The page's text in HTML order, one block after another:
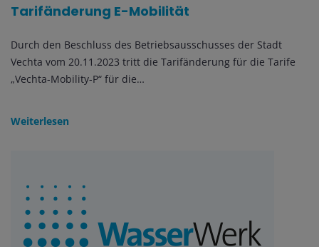
Tarifänderung E-Mobilität
Durch den Beschluss des Betriebsausschusses der Stadt
Vechta vom 20.11.2023 tritt die Tarifänderung für die Tarife
„Vechta-Mobility-P“ für die…
Weiterlesen